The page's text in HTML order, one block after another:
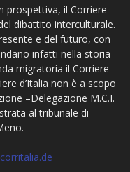
prospettiva, il Corriere
dibattito interculturale.
e del futuro, con
infatti nella storia
migratoria il Corriere
d’Italia non è a scopo
–Delegazione M.C.I.
al tribunale di